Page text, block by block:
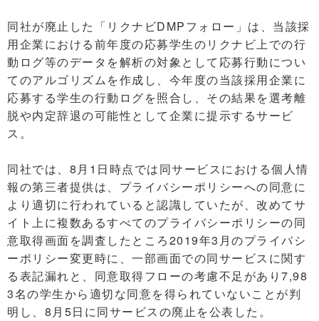
同社が廃止した「リクナビDMPフォロー」は、当該採
用企業における前年度の応募学生のリクナビ上での行
動ログ等のデータを解析の対象として応募行動につい
てのアルゴリズムを作成し、今年度の当該採用企業に
応募する学生の行動ログを照合し、その結果を選考離
脱や内定辞退の可能性として企業に提示するサービ
ス。
同社では、8月1日時点では同サービスにおける個人情
報の第三者提供は、プライバシーポリシーへの同意に
より適切に行われていると認識していたが、改めてサ
イト上に複数あるすべてのプライバシーポリシーの同
意取得画面を調査したところ2019年3月のプライバシ
ーポリシー変更時に、一部画面での同サービスに関す
る表記漏れと、同意取得フローの考慮不足があり7,98
3名の学生から適切な同意を得られていないことが判
明し、8月5日に同サービスの廃止を公表した。